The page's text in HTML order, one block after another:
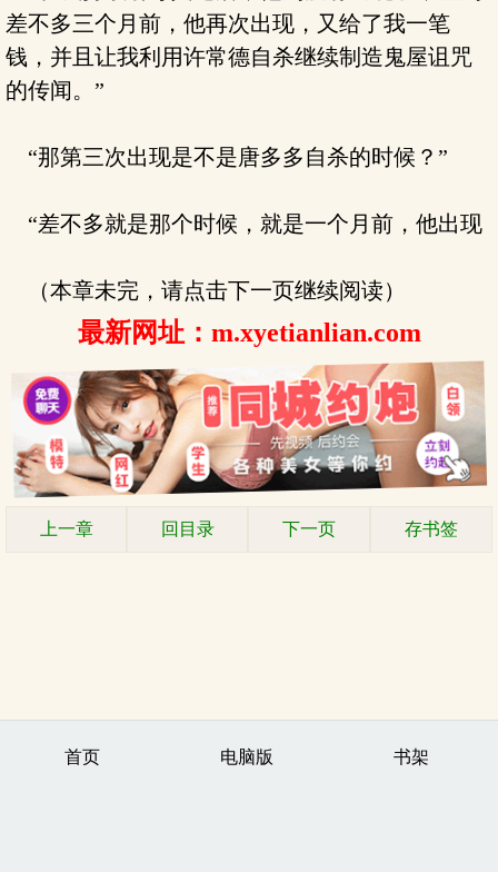
差不多三个月前，他再次出现，又给了我一笔
钱，并且让我利用许常德自杀继续制造鬼屋诅咒
的传闻。”
“那第三次出现是不是唐多多自杀的时候？”
“差不多就是那个时候，就是一个月前，他出现
（本章未完，请点击下一页继续阅读）
最新网址：m.xyetianlian.com
上一章 回目录 下一页 存书签
首页 电脑版 书架